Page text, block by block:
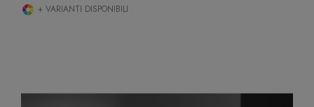
+ VARIANTI DISPONIBILI